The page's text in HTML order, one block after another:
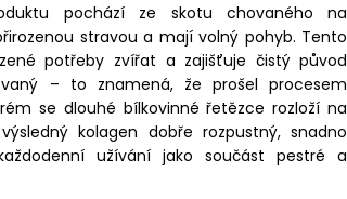
pochází ze skotu chovaného na
stravou a mají volný pohyb. Tento
potřeby zvířat a zajišťuje čistý původ
– to znamená, že prošel procesem
se dlouhé bílkovinné řetězce rozloží na
kolagen dobře rozpustný, snadno
užívání jako součást pestré a